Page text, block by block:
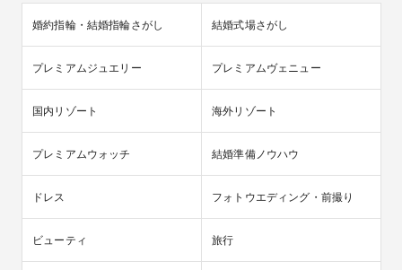
婚約指輪・結婚指輪さがし 結婚式場さがし
プレミアムジュエリー プレミアムヴェニュー
国内リゾート 海外リゾート
プレミアムウォッチ 結婚準備ノウハウ
ドレス フォトウエディング・前撮り
ビューティ 旅行